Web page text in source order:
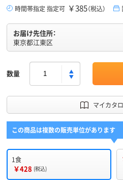
時間帯指定 指定可 ￥385（税込）
お届け先住所：
東京都江東区
数量
マイカタ
この商品は複数の販売単位があります
1食
￥428 (税込)